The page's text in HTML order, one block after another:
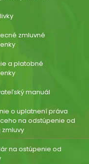
zmluvné
a platobné
manuál
o uplatnení práva
na odstúpenie od
na ostúpenie od